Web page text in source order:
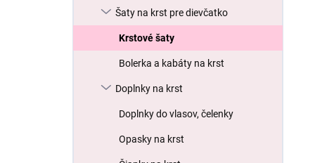
Šaty na krst pre dievčatko
Krstové šaty
Bolerka a kabáty na krst
Doplnky na krst
Doplnky do vlasov, čelenky
Opasky na krst